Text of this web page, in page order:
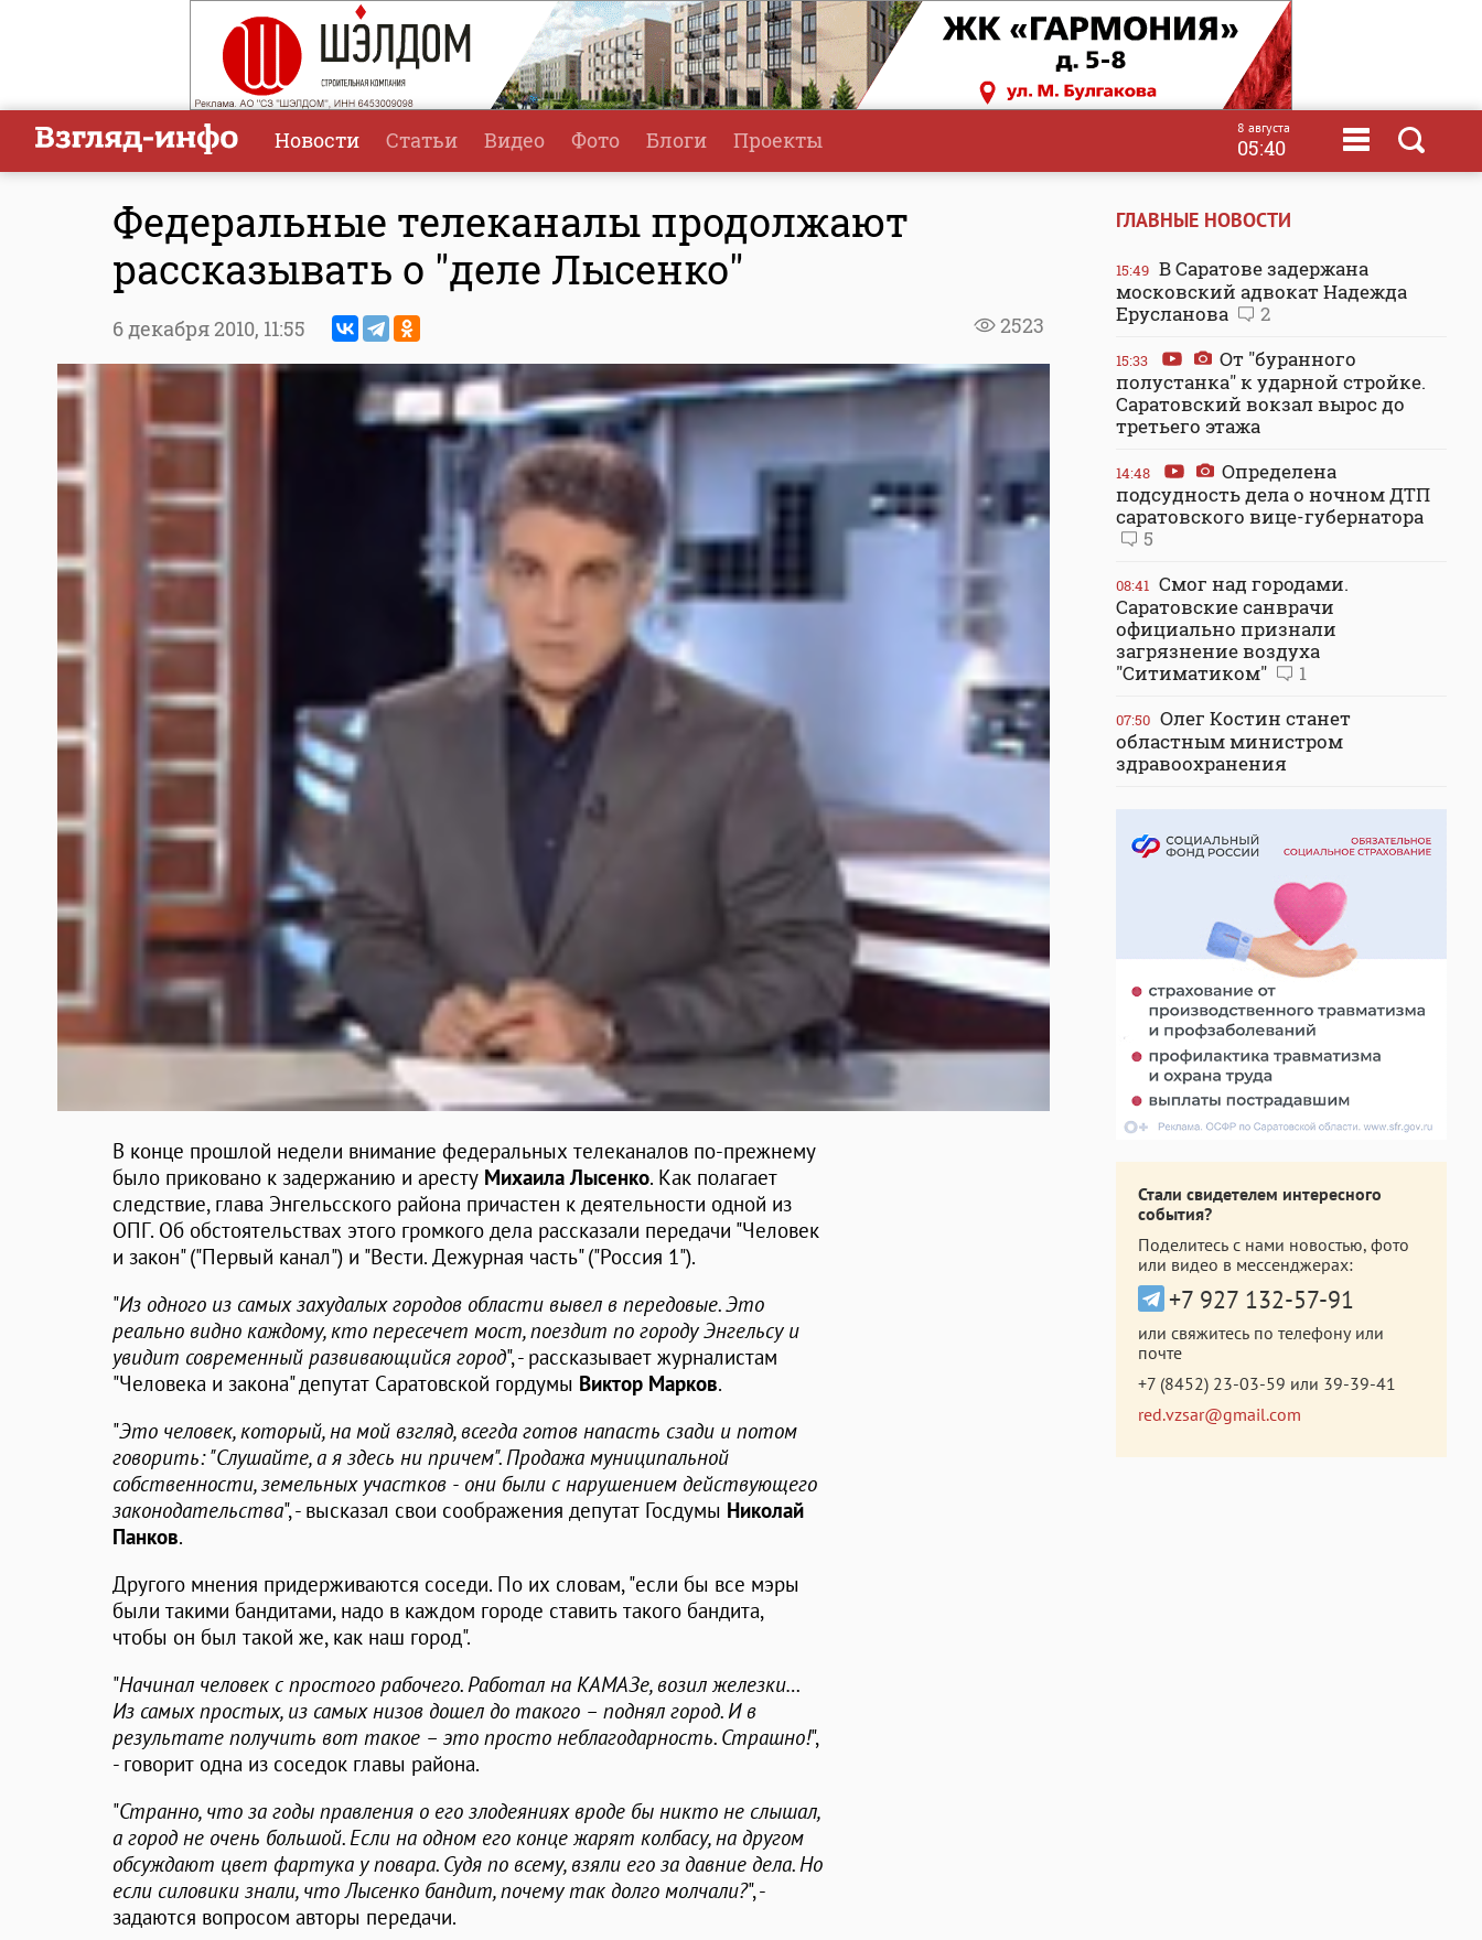
Новости Статьи Видео Фото Блоги Проекты 8 августа
05:40
Федеральные телеканалы продолжают
рассказывать о "деле Лысенко"
2523
6 декабря 2010, 11:55
В конце прошлой недели внимание федеральных телеканалов по-прежнему
было приковано к задержанию и аресту Михаила Лысенко. Как полагает
следствие, глава Энгельсского района причастен к деятельности одной из
ОПГ. Об обстоятельствах этого громкого дела рассказали передачи "Человек
и закон" ("Первый канал") и "Вести. Дежурная часть" ("Россия 1").
"Из одного из самых захудалых городов области вывел в передовые. Это
реально видно каждому, кто пересечет мост, поездит по городу Энгельсу и
увидит современный развивающийся город", - рассказывает журналистам
"Человека и закона" депутат Саратовской гордумы Виктор Марков.
"Это человек, который, на мой взгляд, всегда готов напасть сзади и потом
говорить: "Слушайте, а я здесь ни причем". Продажа муниципальной
собственности, земельных участков - они были с нарушением действующего
законодательства", - высказал свои соображения депутат Госдумы Николай
Панков.
Другого мнения придерживаются соседи. По их словам, "если бы все мэры
были такими бандитами, надо в каждом городе ставить такого бандита,
чтобы он был такой же, как наш город".
"Начинал человек с простого рабочего. Работал на КАМАЗе, возил железки…
Из самых простых, из самых низов дошел до такого – поднял город. И в
результате получить вот такое – это просто неблагодарность. Страшно!",
- говорит одна из соседок главы района.
"Странно, что за годы правления о его злодеяниях вроде бы никто не слышал,
а город не очень большой. Если на одном его конце жарят колбасу, на другом
обсуждают цвет фартука у повара. Судя по всему, взяли его за давние дела. Но
если силовики знали, что Лысенко бандит, почему так долго молчали?", -
задаются вопросом авторы передачи.
ГЛАВНЫЕ НОВОСТИ
15:49 В Саратове задержана
московский адвокат Надежда
Ерусланова
2
15:33
От "буранного
полустанка" к ударной стройке.
Саратовский вокзал вырос до
третьего этажа
14:48
Определена
подсудность дела о ночном ДТП
саратовского вице-губернатора
5
08:41 Смог над городами.
Саратовские санврачи
официально признали
загрязнение воздуха
"Ситиматиком"
1
07:50 Олег Костин станет
областным министром
здравоохранения
Стали свидетелем интересного
события?
Поделитесь с нами новостью, фото
или видео в мессенджерах:
+7 927 132-57-91
или свяжитесь по телефону или
почте
+7 (8452) 23-03-59 или 39-39-41
red.vzsar@gmail.com